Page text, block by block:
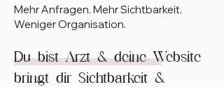
Mehr Anfragen. Mehr Sichtbarkeit.
Weniger Organisation.
Du bist Arzt & deine Website
bringt dir Sichtbarkeit &